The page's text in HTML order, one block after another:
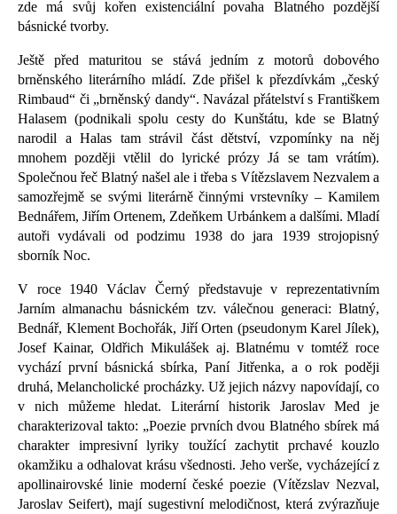
zde má svůj kořen existenciální povaha Blatného pozdější
básnické tvorby.
Ještě před maturitou se stává jedním z motorů dobového
brněnského literárního mládí. Zde přišel k přezdívkám „český
Rimbaud“ či „brněnský dandy“. Navázal přátelství s Františkem
Halasem (podnikali spolu cesty do Kunštátu, kde se Blatný
narodil a Halas tam strávil část dětství, vzpomínky na něj
mnohem později vtělil do lyrické prózy Já se tam vrátím).
Společnou řeč Blatný našel ale i třeba s Vítězslavem Nezvalem a
samozřejmě se svými literárně činnými vrstevníky – Kamilem
Bednářem, Jiřím Ortenem, Zdeňkem Urbánkem a dalšími. Mladí
autoři vydávali od podzimu 1938 do jara 1939 strojopisný
sborník Noc.
V roce 1940 Václav Černý představuje v reprezentativním
Jarním almanachu básnickém tzv. válečnou generaci: Blatný,
Bednář, Klement Bochořák, Jiří Orten (pseudonym Karel Jílek),
Josef Kainar, Oldřich Mikulášek aj. Blatnému v tomtéž roce
vychází první básnická sbírka, Paní Jitřenka, a o rok poději
druhá, Melancholické procházky. Už jejich názvy napovídají, co
v nich můžeme hledat. Literární historik Jaroslav Med je
charakterizoval takto: „Poezie prvních dvou Blatného sbírek má
charakter impresivní lyriky toužící zachytit prchavé kouzlo
okamžiku a odhalovat krásu všednosti. Jeho verše, vycházející z
apollinairovské linie moderní české poezie (Vítězslav Nezval,
Jaroslav Seifert), mají sugestivní melodičnost, která zvýrazňuje